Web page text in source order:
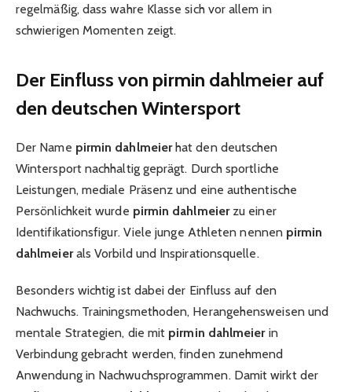
regelmäßig, dass wahre Klasse sich vor allem in
schwierigen Momenten zeigt.
Der Einfluss von pirmin dahlmeier auf
den deutschen Wintersport
Der Name pirmin dahlmeierhat den deutschen
Wintersport nachhaltig geprägt. Durch sportliche
Leistungen, mediale Präsenz und eine authentische
Persönlichkeit wurde pirmin dahlmeierzu einer
Identifikationsfigur. Viele junge Athleten nennen pirmin
dahlmeierals Vorbild und Inspirationsquelle.
Besonders wichtig ist dabei der Einfluss auf den
Nachwuchs. Trainingsmethoden, Herangehensweisen und
mentale Strategien, die mit pirmin dahlmeierin
Verbindung gebracht werden, finden zunehmend
Anwendung in Nachwuchsprogrammen. Damit wirkt der